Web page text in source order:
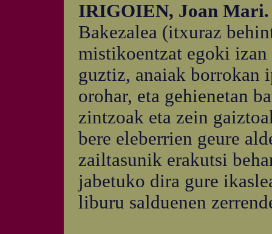
IRIGOIEN, Joan Mari.
Bakezalea (itxuraz
mistikoentzat egoki izan
guztiz, anaiak borrokan
orohar, eta gehienetan
zintzoak eta zein
bere eleberrien geure
zailtasunik erakutsi
jabetuko dira gure
liburu salduenen